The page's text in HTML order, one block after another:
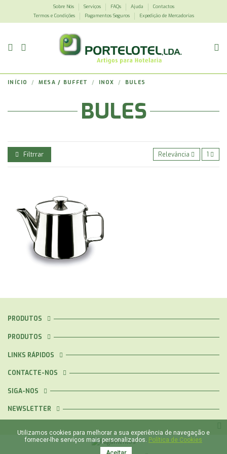
Sobre Nós Serviços FAQs Ajuda
Contactos
Termos e Condições
Pagamentos Seguros Expedição de Mercadorias
INÍCIO MESA / BUFFET INOX BULES
BULES
Filtrrar Relevância 1
BULE INOX
PRODUTOS
PRODUTOS
LINKS RÁPIDOS
CONTACTE-NOS
SIGA-NOS
NEWSLETTER
Utilizamos cookies para melhorar a sua experiência de navegação e
fornecer-lhe serviços mais personalizados. Política de Cookies